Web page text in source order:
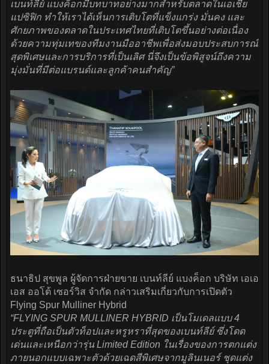
เบนท์ลีย์ แบงค็อกมีบทบาทอย่างมากสำหรับตลาดในเอเชีย
แปซิฟิก ทำให้เราได้เห็นการเติบโตที่แข็งแกร่ง มั่นคง และ
ศักยภาพของตลาดในประเทศไทยที่เติบโตขึ้นอย่างต่อเนื่อง
ด้วยความทุ่มเทของทีมงานมืออาชีพเพื่อส่งมอบประสบการณ์
สุดพิเศษและการบริการที่เป็นเลิศ นี่จึงเป็นข้อพิสูจน์ถึงความ
มุ่งมั่นที่มีต่อแบรนด์และลูกค้าคนสำคัญ”
ธนาธิป สุขพูล ผู้จัดการฝ่ายขาย เบนท์ลีย์ แบงค็อก บริษัท เอเอ
เอส ออโต้ เซอร์วิส จำกัด กล่าวเสริมเกี่ยวกับการเปิดตัว
Flying Spur Mulliner Hybrid
“FLYING SPUR MULLINER HYBRID เป็นโมเดลแบบ 4
ประตูที่ถือเป็นตัวท็อปและหรูหราที่สุดของเบนท์ลีย์ ซึ่งโดด
เด่นและเหนือกว่ารุ่น Limited Edition ในเรื่องของการตกแต่ง
ภายนอกแบบเฉพาะตัวด้วยเฉดสีพิเศษจากมูลินเนอร์ ชุดแต่ง